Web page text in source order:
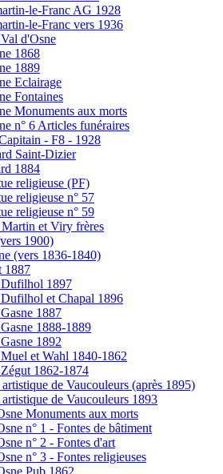
le-Franc AG 1928
le-Franc vers 1936
d'Osne
1868
1889
Eclairage
Fontaines
Monuments aux morts
n° 6 Articles funéraires
- F8 - 1928
Saint-Dizier
1884
religieuse (PF)
religieuse n° 57
religieuse n° 59
et Viry frères
1900)
(vers 1836-1840)
1887
1897
et Chapal 1896
1887
1888-1889
1892
et Wahl 1840-1862
1862-1874
de Vaucouleurs (après 1895)
de Vaucouleurs 1893
Monuments aux morts
n° 1 - Fontes de bâtiment
n° 2 - Fontes d'art
n° 3 - Fontes religieuses
Pub 1862